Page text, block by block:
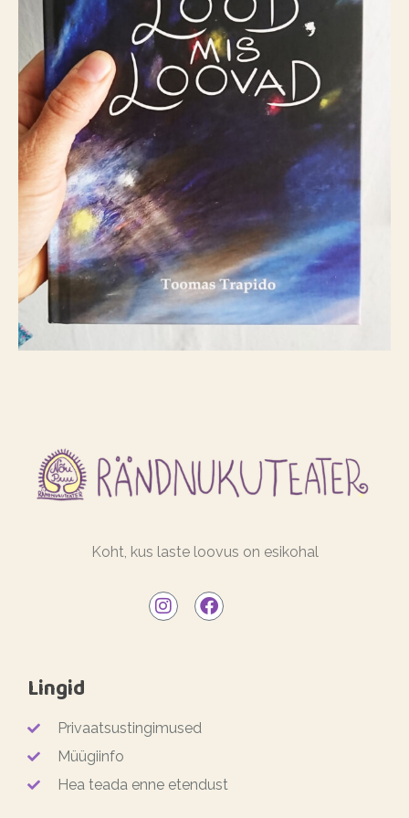
Koht, kus laste loovus on esikohal
Lingid
Privaatsustingimused
Müügiinfo
Hea teada enne etendust